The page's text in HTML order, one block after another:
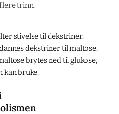
trinn:
stivelse til dekstriner.
dekstriner til maltose.
brytes ned til glukose,
kan bruke.